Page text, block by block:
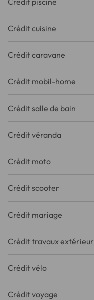
Crédit cuisine
Crédit caravane
Crédit mobil-home
Crédit salle de bain
Crédit véranda
Crédit moto
Crédit scooter
Crédit mariage
Crédit travaux extérieur
Crédit vélo
Crédit voyage